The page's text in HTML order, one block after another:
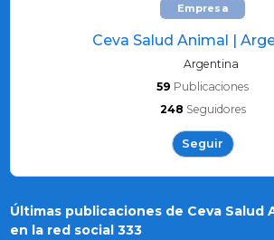
Empresa
Ceva Salud Animal |
Argentina
59 Publicaciones
248 Seguidores
Seguir
Últimas publicaciones de Ceva Salud
en la red social 333